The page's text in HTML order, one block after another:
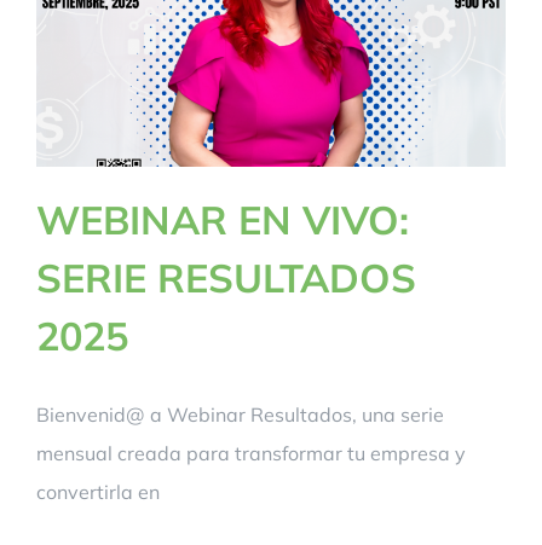
WEBINAR EN VIVO:
SERIE RESULTADOS
2025
Bienvenid@ a Webinar Resultados, una serie
mensual creada para transformar tu empresa y
convertirla en